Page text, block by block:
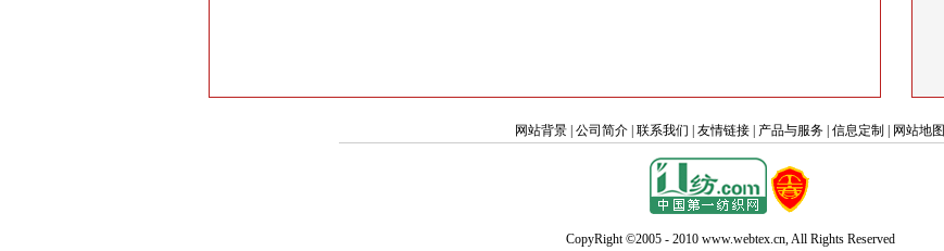
网站背景 公司简介 联系我们 友情链接 产品与服务 信息定制 网站地图
CopyRight ©2005 - 2010 www.webtex.cn, All Rights Reserved